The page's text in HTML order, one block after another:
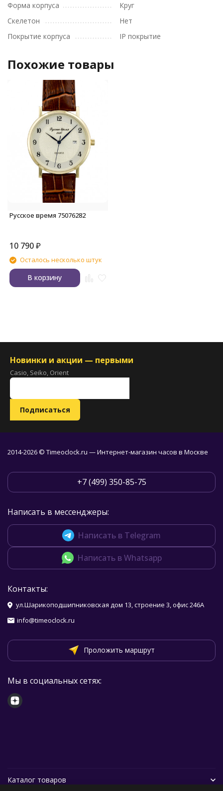
Форма корпуса
Круг
Скелетон
Нет
Покрытие корпуса
IP покрытие
Похожие товары
Русское время 75076282
10 790₽
Осталось несколько штук
В корзину
Новинки и акции — первыми
Casio, Seiko, Orient
2014-2026 © Timeoclock.ru — Интернет-магазин часов в Москве
+7 (499) 350-85-75
Написать в мессенджеры:
Написать в Telegram
Написать в Whatsapp
Контакты:
ул.Шарикоподшипниковская дом 13, строение 3, офис 246А
info@timeoclock.ru
Проложить маршрут
Мы в социальных сетях:
Каталог товаров